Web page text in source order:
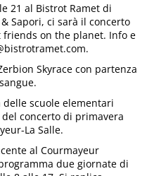
21 al Bistrot Ramet di
Sapori, ci sarà il concerto
friends on the planet. Info e
Skyrace con partenza
delle scuole elementari
concerto di primavera
La Salle.
al Courmayeur
due giornate di